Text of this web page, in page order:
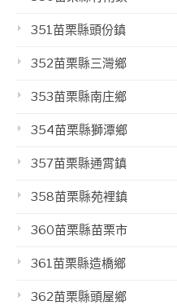
351苗栗縣頭份鎮
352苗栗縣三灣鄉
353苗栗縣南庄鄉
354苗栗縣獅潭鄉
357苗栗縣通霄鎮
358苗栗縣苑裡鎮
360苗栗縣苗栗市
361苗栗縣造橋鄉
362苗栗縣頭屋鄉